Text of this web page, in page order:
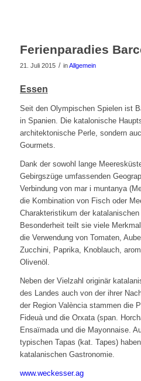
Ferienparadies
21. Juli 2015 / inAllgemein
Essen
Seit den Olympischen Spielen ist
in Spanien. Die katalonische
architektonische Perle, sondern
Gourmets.
Dank der sowohl lange
Gebirgszüge umfassenden
Verbindung von mar i muntanya
die Kombination von Fisch oder
Charakteristikum der
Besonderheit teilt sie viele
die Verwendung von Tomaten,
Zucchini, Paprika, Knoblauch,
Olivenöl.
Neben der Vielzahl originär
des Landes auch von der ihrer
der Region València stammen die
Fideuà und die Orxata (span.
Ensaïmada und die Mayonnaise.
typischen Tapas (kat. Tapes)
katalanischen Gastronomie.
www.weckesser.ag